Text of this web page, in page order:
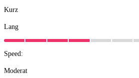
Kurz
Lang
Speed:
Moderat